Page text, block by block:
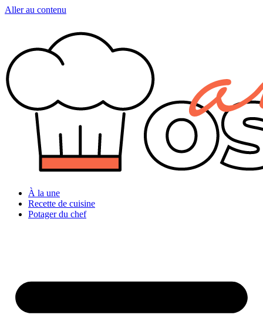
Aller au contenu
À la une
Recette de cuisine
Potager du chef